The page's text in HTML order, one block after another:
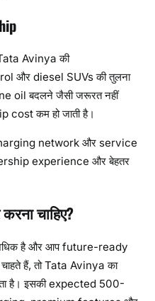
Avinya की
और diesel SUVs की तुलना
oil बदलने जैसी जरूरत नहीं
cost कम हो जाती है।
network और service
experience और बेहतर
चाहिए?
है और आप future-ready
हैं, तो Tata Avinya का
है। इसकी expected 500-